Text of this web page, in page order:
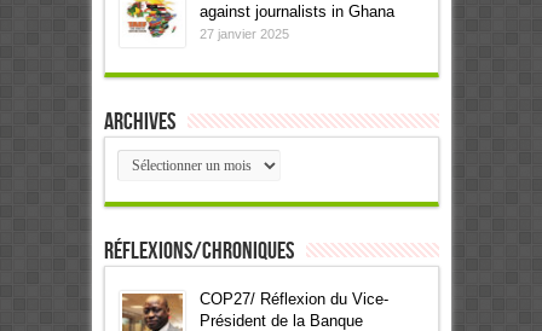
against journalists in Ghana
27 janvier 2025
Archives
Archives
Réflexions/Chroniques
COP27/ Réflexion du Vice-
Président de la Banque